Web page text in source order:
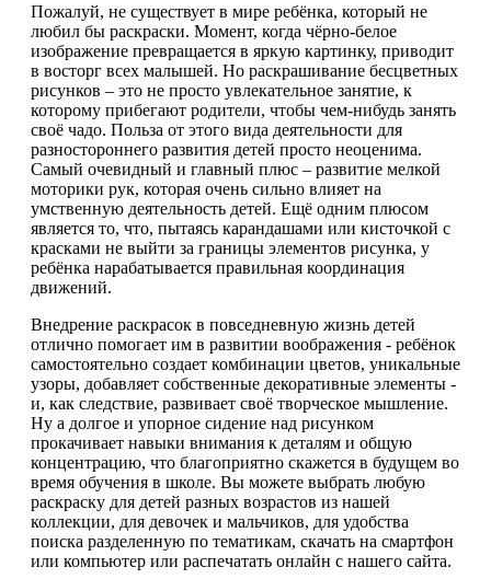
Пожалуй, не существует в мире ребёнка, который не
любил бы раскраски. Момент, когда чёрно-белое
изображение превращается в яркую картинку, приводит
в восторг всех малышей. Но раскрашивание бесцветных
рисунков – это не просто увлекательное занятие, к
которому прибегают родители, чтобы чем-нибудь занять
своё чадо. Польза от этого вида деятельности для
разностороннего развития детей просто неоценима.
Самый очевидный и главный плюс – развитие мелкой
моторики рук, которая очень сильно влияет на
умственную деятельность детей. Ещё одним плюсом
является то, что, пытаясь карандашами или кисточкой с
красками не выйти за границы элементов рисунка, у
ребёнка нарабатывается правильная координация
движений.
Внедрение раскрасок в повседневную жизнь детей
отлично помогает им в развитии воображения - ребёнок
самостоятельно создает комбинации цветов, уникальные
узоры, добавляет собственные декоративные элементы -
и, как следствие, развивает своё творческое мышление.
Ну а долгое и упорное сидение над рисунком
прокачивает навыки внимания к деталям и общую
концентрацию, что благоприятно скажется в будущем во
время обучения в школе. Вы можете выбрать любую
раскраску для детей разных возрастов из нашей
коллекции, для девочек и мальчиков, для удобства
поиска разделенную по тематикам, скачать на смартфон
или компьютер или распечатать онлайн с нашего сайта.